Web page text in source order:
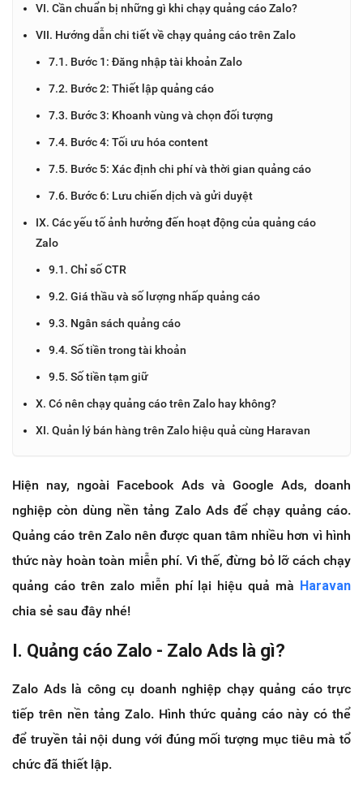
VI. Cần chuẩn bị những gì khi chạy quảng cáo Zalo?
VII. Hướng dẫn chi tiết về chạy quảng cáo trên Zalo
7.1. Bước 1: Đăng nhập tài khoản Zalo
7.2. Bước 2: Thiết lập quảng cáo
7.3. Bước 3: Khoanh vùng và chọn đối tượng
7.4. Bước 4: Tối ưu hóa content
7.5. Bước 5: Xác định chi phí và thời gian quảng cáo
7.6. Bước 6: Lưu chiến dịch và gửi duyệt
IX. Các yếu tố ảnh hưởng đến hoạt động của quảng cáo
Zalo
9.1. Chỉ số CTR
9.2. Giá thầu và số lượng nhấp quảng cáo
9.3. Ngân sách quảng cáo
9.4. Số tiền trong tài khoản
9.5. Số tiền tạm giữ
X. Có nên chạy quảng cáo trên Zalo hay không?
XI. Quản lý bán hàng trên Zalo hiệu quả cùng Haravan
Hiện nay, ngoài Facebook Ads và Google Ads, doanh
nghiệp còn dùng nền tảng Zalo Ads để chạy quảng cáo.
Quảng cáo trên Zalo nên được quan tâm nhiều hơn vì hình
thức này hoàn toàn miễn phí. Vì thế, đừng bỏ lỡ cách chạy
quảng cáo trên zalo miễn phí lại hiệu quả mà Haravan
chia sẻ sau đây nhé!
I. Quảng cáo Zalo - Zalo Ads là gì?
Zalo Ads là công cụ doanh nghiệp chạy quảng cáo trực
tiếp trên nền tảng Zalo. Hình thức quảng cáo này có thể
để truyền tải nội dung với đúng mối tượng mục tiêu mà tổ
chức đã thiết lập.